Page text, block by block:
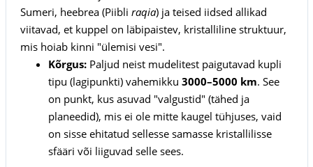
Sumeri, heebrea (Piibli raqia) ja teised iidsed allikad
viitavad, et kuppel on läbipaistev, kristalliline struktuur,
mis hoiab kinni "ülemisi vesi".
Kõrgus:Paljud neist mudelitest paigutavad kupli
tipu (lagipunkti) vahemikku 3000–5000 km. See
on punkt, kus asuvad "valgustid" (tähed ja
planeedid), mis ei ole mitte kaugel tühjuses, vaid
on sisse ehitatud sellesse samasse kristallilisse
sfääri või liiguvad selle sees.